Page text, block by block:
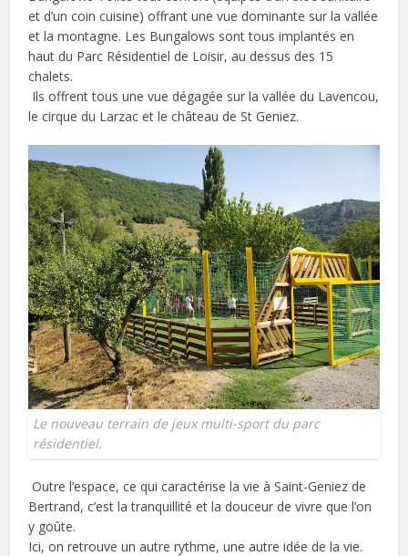
et d’un coin cuisine) offrant une vue dominante sur la vallée
et la montagne. Les Bungalows sont tous implantés en
haut du Parc Résidentiel de Loisir, au dessus des 15
chalets.
Ils offrent tous une vue dégagée sur la vallée du Lavencou,
le cirque du Larzac et le château de St Geniez.
Le nouveau terrain de jeux multi-sport du parc
résidentiel.
Outre l’espace, ce qui caractérise la vie à Saint-Geniez de
Bertrand, c’est la tranquillité et la douceur de vivre que l’on
y goûte.
Ici, on retrouve un autre rythme, une autre idée de la vie.